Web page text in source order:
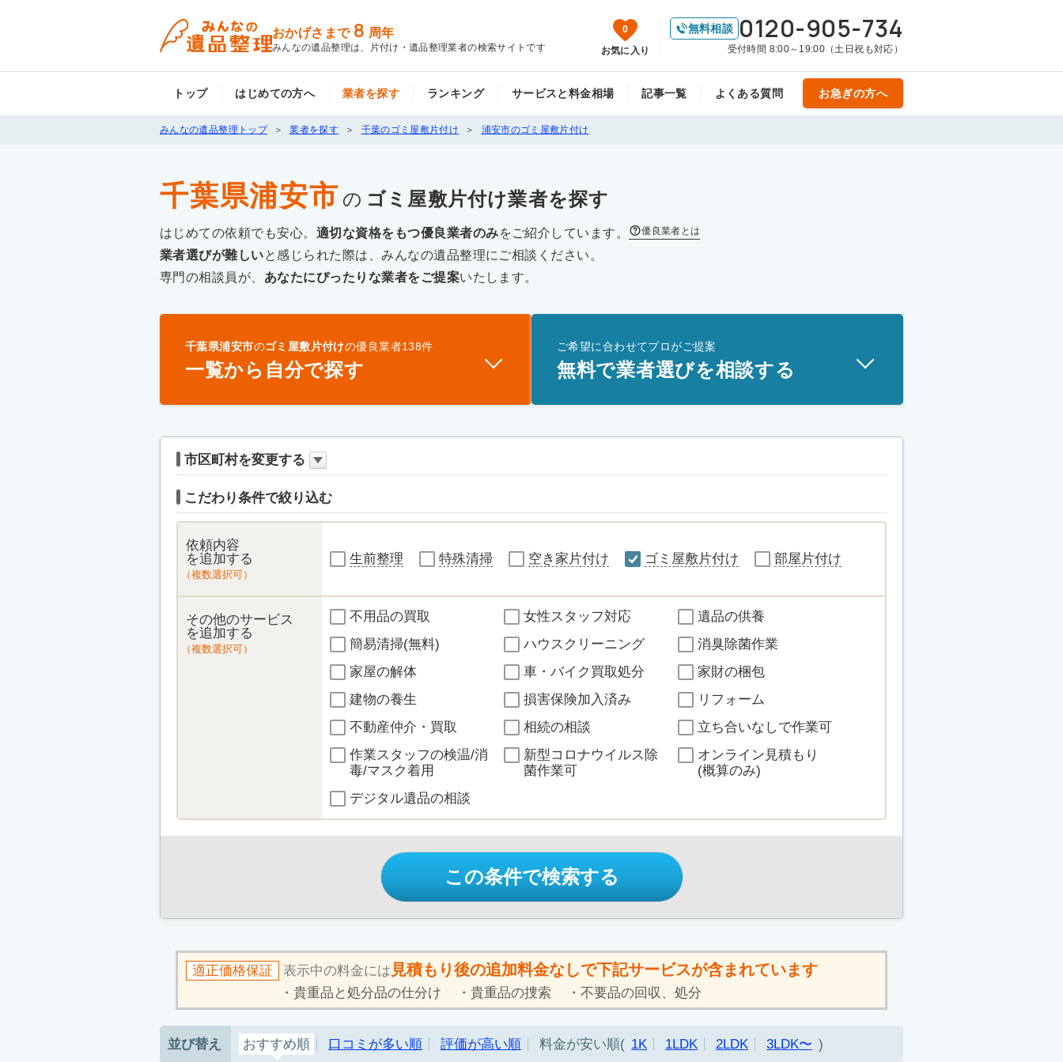
おかげさまで 8 周年
みんなの遺品整理は、片付け・遺品整理業者の検索サイトです
0
お気に入り
無料相談 0120-905-734
受付時間 8:00～19:00（土日祝も対応）
トップ はじめての方へ 業者を探す ランキング サービスと料金相場 記事一覧 よくある質問 お急ぎの方へ
みんなの遺品整理トップ 業者を探す 千葉のゴミ屋敷片付け 浦安市のゴミ屋敷片付け
千葉県浦安市 の ゴミ屋敷片付け業者を探す
はじめての依頼でも安心。 適切な資格をもつ優良業者のみをご紹介しています。 優良業者とは
業者選びが難しいと感じられた際は、みんなの遺品整理にご相談ください。
専門の相談員が、 あなたにぴったりな業者をご提案いたします。
千葉県浦安市のゴミ屋敷片付けの優良業者138件
一覧から自分で探す
ご希望に合わせてプロがご提案
無料で業者選びを相談する
市区町村を変更する
こだわり条件で絞り込む
依頼内容
を追加する
（複数選択可）
生前整理 特殊清掃 空き家片付け ゴミ屋敷片付け 部屋片付け
その他のサービス
を追加する
（複数選択可）
不用品の買取 女性スタッフ対応
遺品の供養
簡易清掃(無料)
ハウスクリーニング
消臭除菌作業
家屋の解体
車・バイク買取処分
家財の梱包
建物の養生
損害保険加入済み
リフォーム
不動産仲介・買取
相続の相談
立ち合いなしで作業可
作業スタッフの検温/消
毒/マスク着用
新型コロナウイルス除
菌作業可
オンライン見積もり
(概算のみ)
デジタル遺品の相談
この条件で検索する
適正価格保証 表示中の料金には 見積もり後の追加料金なしで下記サービスが含まれています
貴重品と処分品の仕分け 貴重品の捜索 不要品の回収、処分
並び替え おすすめ順 口コミが多い順 評価が高い順 料金が安い順 1K 1LDK 2LDK 3LDK〜